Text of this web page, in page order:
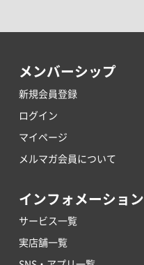
メンバーシップ
新規会員登録
ログイン
マイページ
メルマガ会員について
インフォメーション
サービス一覧
実店舗一覧